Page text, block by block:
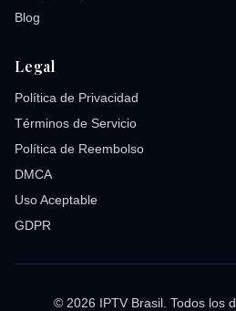
Blog
Legal
Política de Privacidad
Términos de Servicio
Política de Reembolso
DMCA
Uso Aceptable
GDPR
© 2026 IPTV Brasil. Todos los